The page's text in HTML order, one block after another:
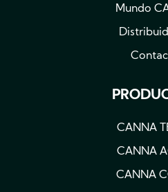
Mundo
CANNA
CANNA
CANNA